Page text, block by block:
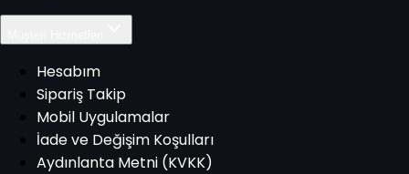
Hesabım
Sipariş Takip
Mobil Uygulamalar
İade ve Değişim Koşulları
Aydınlanta Metni (KVKK)